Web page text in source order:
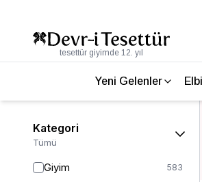
tesettür giyimde 12. yıl
Yeni Gelenler
Kategori
Tümü
Giyim 583